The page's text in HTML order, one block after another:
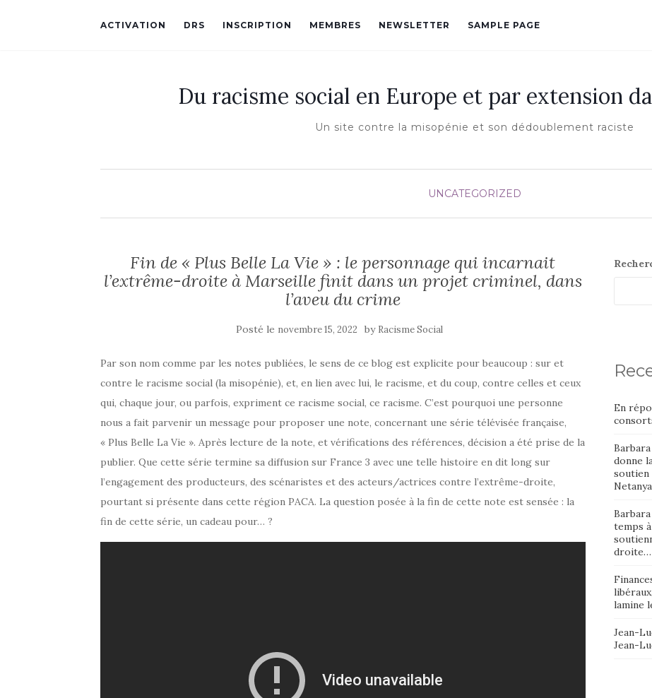
ACTIVATION DRS INSCRIPTION MEMBRES NEWSLETTER SAMPLE PAGE
Du racisme social en Europe et par extension
Un site contre la misopénie et son dédoublement raciste
UNCATEGORIZED
Fin de « Plus Belle La Vie » : le personnage qui incarnait
l’extrême-droite à Marseille finit dans un projet criminel, dans
l’aveu du crime
Posté le novembre 15, 2022 by Racisme Social
Par son nom comme par les notes publiées, le sens de ce blog est explicite pour beaucoup : sur et
contre le racisme social (la misopénie), et, en lien avec lui, le racisme, et du coup, contre celles et ceux
qui, chaque jour, ou parfois, expriment ce racisme social, ce racisme. C’est pourquoi une personne
nous a fait parvenir un message pour proposer une note, concernant une série télévisée française,
« Plus Belle La Vie ». Après lecture de la note, et vérifications des références, décision a été prise de la
publier. Que cette série termine sa diffusion sur France 3 avec une telle histoire en dit long sur
l’engagement des producteurs, des scénaristes et des acteurs/actrices contre l’extrême-droite,
pourtant si présente dans cette région PACA. La question posée à la fin de cette note est sensée : la
fin de cette série, un cadeau pour… ?
En
donne
soutien
temps
droite…
lamine
Jean-
Jean-